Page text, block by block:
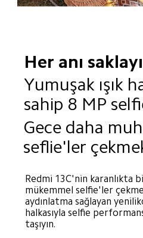
Her anı
Yumuşak ışık
sahip 8 MP
Gece daha
seflie'ler
Redmi 13C'nin karanlıkta
mükemmel selfie'ler
aydınlatma sağlayan
halkasıyla selfie
taşıyın.